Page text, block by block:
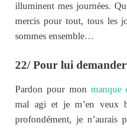
illuminent mes journées.
mercis pour tout, tous les
sommes ensemble…
22/ Pour lui
Pardon pour mon manque
mal agi et je m’en veux
profondément, je n’aurais